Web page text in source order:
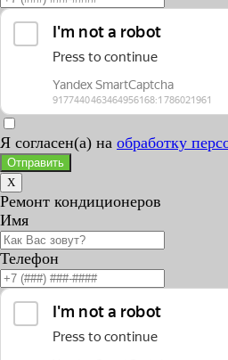
Я согласен(а) на обработку
Отправить
X
Ремонт кондиционеров
Имя
Телефон